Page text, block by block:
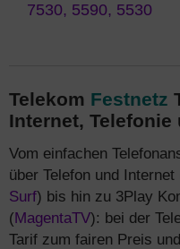
7530, 5590, 5530
Telekom Festnetz
Internet, Telefonie
Vom einfachen
über Telefon und Internet
Surf) bis hin zu 3Play
(MagentaTV): bei der
Tarif zum fairen Preis